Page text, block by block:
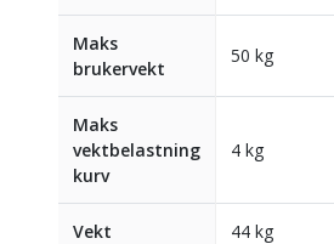
Maks
brukervekt
50 kg
Maks
vektbelastning
kurv
4 kg
Vekt 44 kg